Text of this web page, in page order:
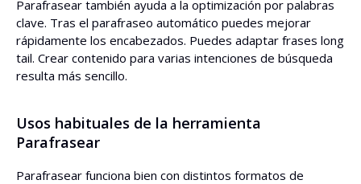
Parafrasear también ayuda a la optimización por palabras
clave. Tras el parafraseo automático puedes mejorar
rápidamente los encabezados. Puedes adaptar frases long
tail. Crear contenido para varias intenciones de búsqueda
resulta más sencillo.
Usos habituales de la herramienta
Parafrasear
Parafrasear funciona bien con distintos formatos de